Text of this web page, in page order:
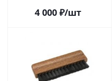
4 000₽/шт